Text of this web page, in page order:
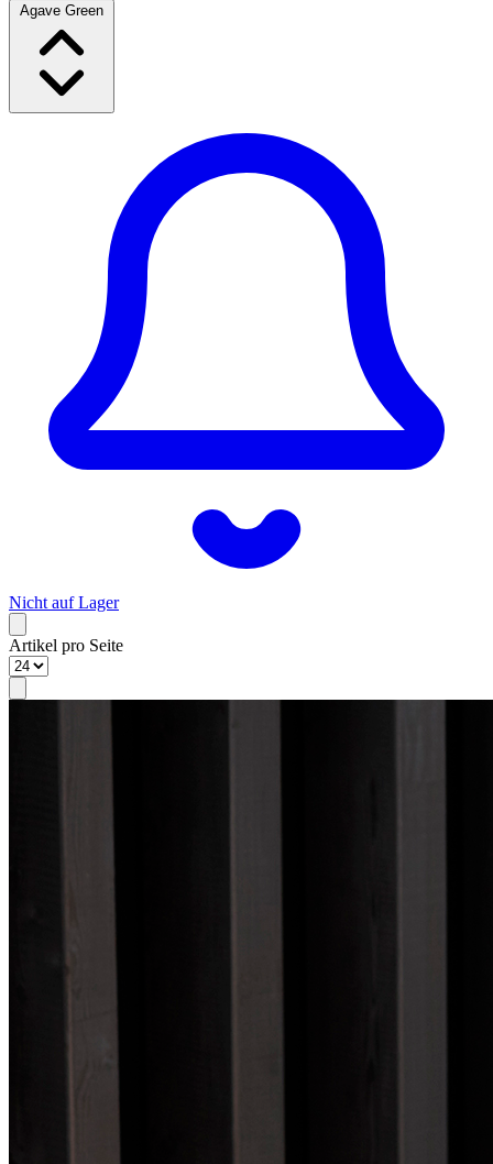
Agave Green
Nicht auf Lager
Artikel pro Seite